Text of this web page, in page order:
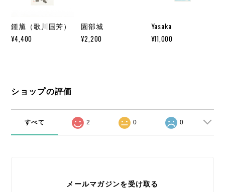
鍾馗（歌川国芳）
¥4,400
園部城
¥2,200
Yasaka
¥11,000
ショップの評価
すべて 2 0 0
メールマガジンを受け取る